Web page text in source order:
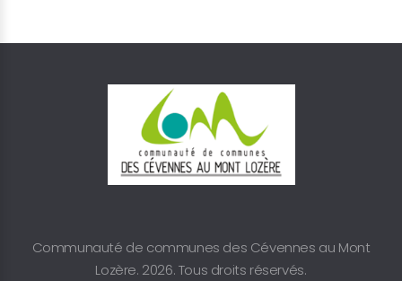
Communauté de communes des Cévennes au Mont
Lozère. 2026. Tous droits réservés.